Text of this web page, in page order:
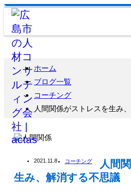
ホーム
ブログ一覧
コーチング
人間関係がストレスを生み
2021.11.8 コーチング
人間
生み、解消する不思議